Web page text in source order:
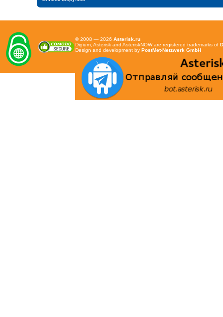
© 2008 — 2026 Asterisk.ru
Digium, Asterisk and AsteriskNOW are registered trademarks of
Design and development by PostMet-Netzwerk GmbH